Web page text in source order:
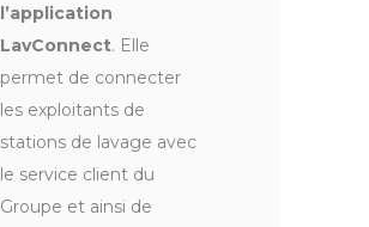
l’application
LavConnect. Elle
permet de connecter
les exploitants de
stations de lavage avec
le service client du
Groupe et ainsi de